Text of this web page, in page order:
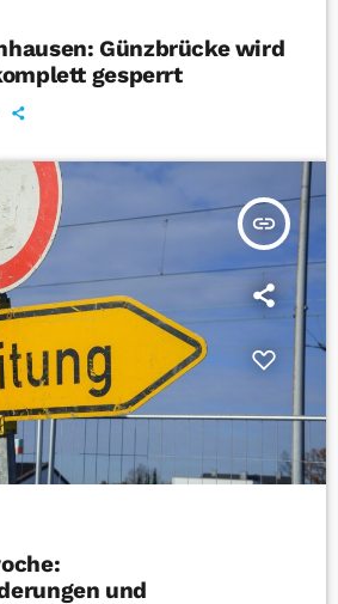
Günzbrücke wird
gesperrt
insert_link
und